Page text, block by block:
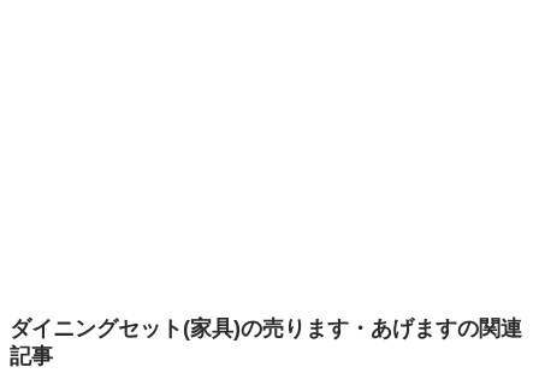
ダイニングセット(家具)の売ります・あげますの関連
記事